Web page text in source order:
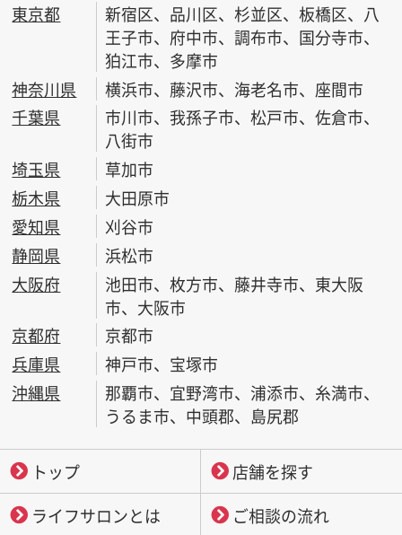
東京都
新宿区、品川区、杉並区、板橋区、八
王子市、府中市、調布市、国分寺市、
狛江市、多摩市
神奈川県
横浜市、藤沢市、海老名市、座間市
千葉県
市川市、我孫子市、松戸市、佐倉市、
八街市
埼玉県
草加市
栃木県
大田原市
愛知県
刈谷市
静岡県
浜松市
大阪府
池田市、枚方市、藤井寺市、東大阪
市、大阪市
京都府
京都市
兵庫県
神戸市、宝塚市
沖縄県
那覇市、宜野湾市、浦添市、糸満市、
うるま市、中頭郡、島尻郡
トップ
店舗を探す
ライフサロンとは
ご相談の流れ